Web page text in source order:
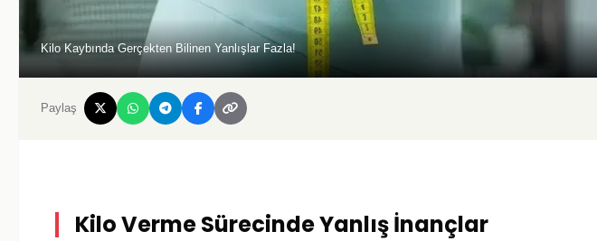
Kilo Kaybında Gerçekten Bilinen Yanlışlar Fazla!
Paylaş
Kilo Verme Sürecinde Yanlış İnançlar